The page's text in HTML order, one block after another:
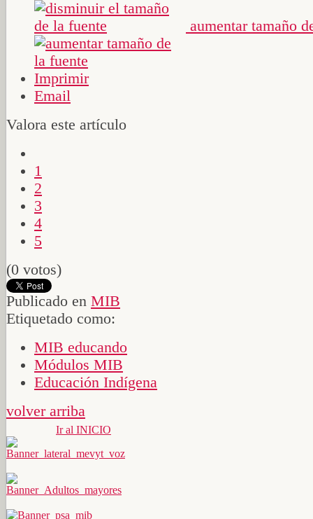
aumentar tamaño
Imprimir
Email
Valora este artículo
1
2
3
4
5
(0 votos)
Publicado en MIB
Etiquetado como:
MIB educando
Módulos MIB
Educación Indígena
volver arriba
Ir al INICIO